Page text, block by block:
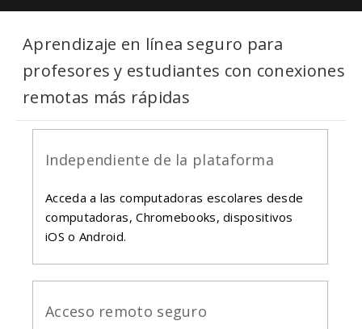
Aprendizaje en línea seguro para
profesores y estudiantes con conexiones
remotas más rápidas
Independiente de la plataforma
Acceda a las computadoras escolares desde
computadoras, Chromebooks, dispositivos
iOS o Android.
Acceso remoto seguro